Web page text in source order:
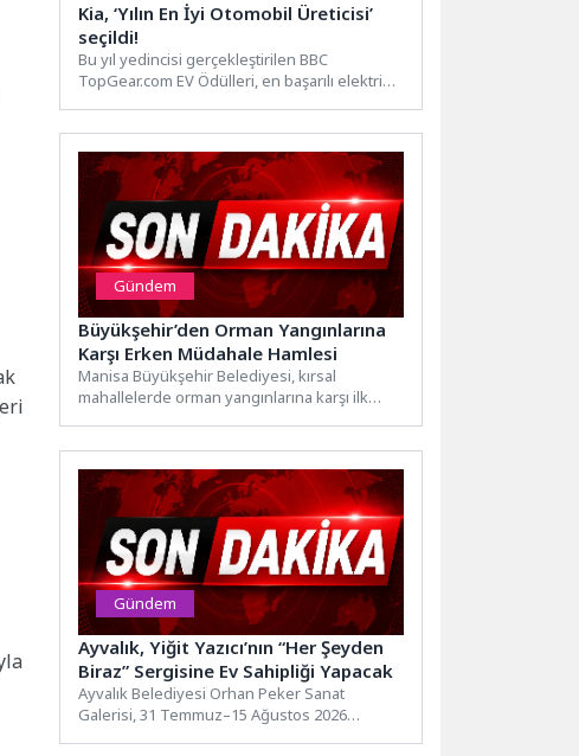
Kia, ‘Yılın En İyi Otomobil Üreticisi’
seçildi!
Bu yıl yedincisi gerçekleştirilen BBC
TopGear.com EV Ödülleri, en başarılı elektrikli
Gündem
Büyükşehir’den Orman Yangınlarına
Karşı Erken Müdahale Hamlesi
Manisa Büyükşehir Belediyesi, kırsal
mahallelerde orman yangınlarına karşı ilk
Gündem
Ayvalık, Yiğit Yazıcı’nın “Her Şeyden
Biraz” Sergisine Ev Sahipliği Yapacak
Ayvalık Belediyesi Orhan Peker Sanat
Galerisi, 31 Temmuz–15 Ağustos 2026